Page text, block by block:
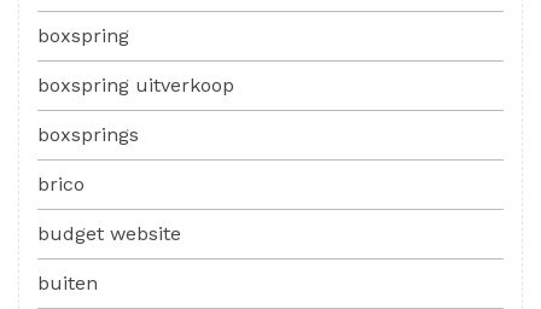
boxspring
boxspring uitverkoop
boxsprings
brico
budget website
buiten